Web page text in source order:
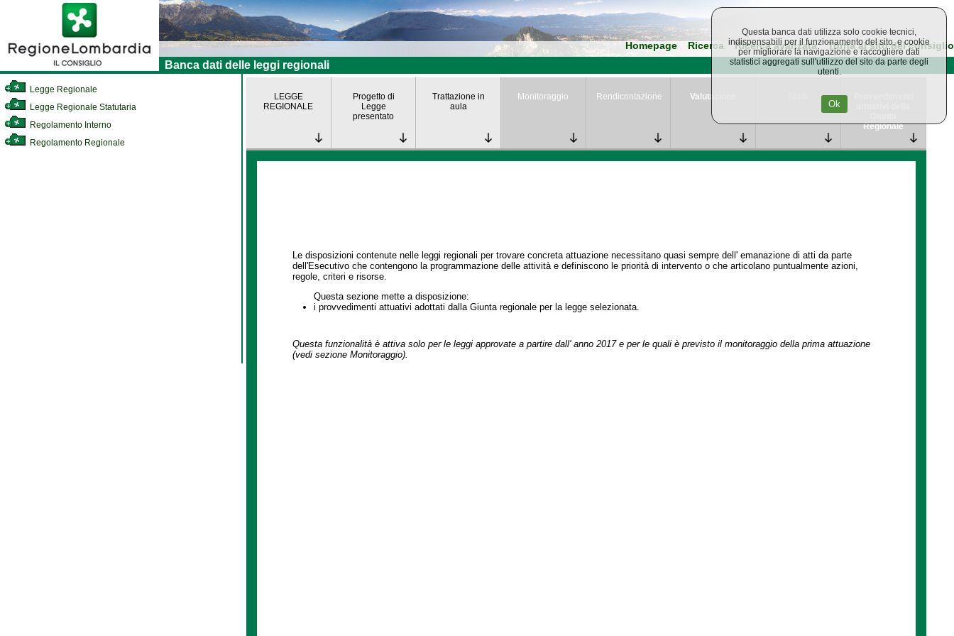
Homepage Ricerca Ricerca avanzata Torna al sito del consiglio
Banca dati delle leggi regionali
Legge Regionale
Legge Regionale Statutaria
Regolamento Interno
Regolamento Regionale
LEGGE
REGIONALE
Progetto di
Legge
presentato
Trattazione in
aula
Monitoraggio Rendicontazione Valutazione
Regionale
Le disposizioni contenute nelle leggi regionali per trovare concreta attuazione necessitano quasi sempre dell' emanazione di atti da parte
dell'Esecutivo che contengono la programmazione delle attività e definiscono le priorità di intervento o che articolano puntualmente azioni,
regole, criteri e risorse.
Questa sezione mette a disposizione:
i provvedimenti attuativi adottati dalla Giunta regionale per la legge selezionata.
Questa funzionalità è attiva solo per le leggi approvate a partire dall' anno 2017 e per le quali è previsto il monitoraggio della prima attuazione
(vedi sezione Monitoraggio).
Questa banca dati utilizza solo cookie tecnici,
indispensabili per il funzionamento del sito, e cookie
per migliorare la navigazione e raccogliere dati
statistici aggregati sull'utilizzo del sito da parte degli
utenti.
Ok